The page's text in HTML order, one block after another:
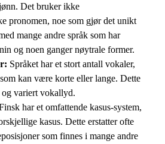
Det bruker ikke
pronomen, noe som gjør det unikt
mange andre språk som har
og noen ganger nøytrale former.
Språket har et stort antall vokaler,
kan være korte eller lange. Dette
variert vokallyd.
har et omfattende kasus-system,
kasus. Dette erstatter ofte
som finnes i mange andre